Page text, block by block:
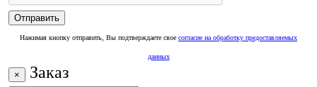
Нажимая кнопку отправить, Вы подтверждаете свое согласие на обработку предоставляемых
данных
× Заказ